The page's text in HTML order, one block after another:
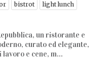
bistrot
light lunch
un ristorante e
curato ed elegante,
e cene, m...